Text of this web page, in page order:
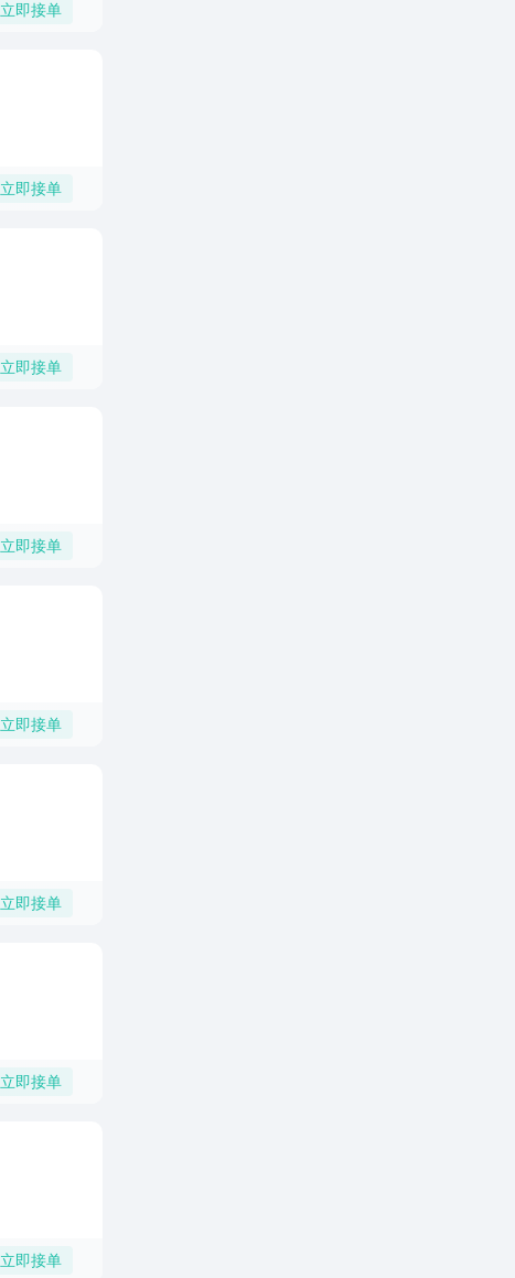
立即接单
立即接单
立即接单
立即接单
立即接单
立即接单
立即接单
立即接单